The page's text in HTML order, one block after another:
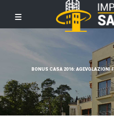
BONUS CASA 2016: AGEVOLAZIONI